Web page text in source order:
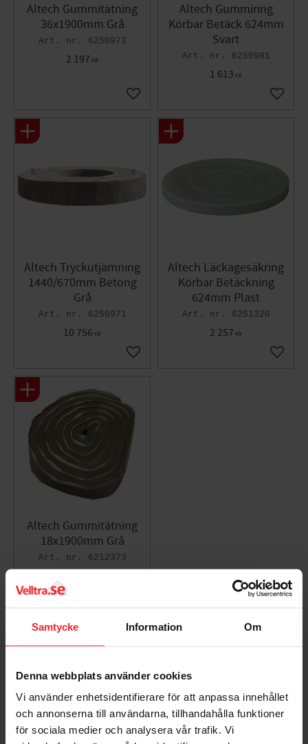
Samtycke Information Om
Denna webbplats använder cookies
Vi använder enhetsidentifierare för att anpassa innehållet
och annonserna till användarna, tillhandahålla funktioner
för sociala medier och analysera vår trafik. Vi
Altech Gummitätning
36x1900mm Grå
6250973
2 197 KR
Lägg till i favoriter
Altech Gummiring
Körbar Betäck 624mm
Svart
6250981
1 613 KR
Lägg
Altech Tryckutjämning
1440/670mm Betong
Grå
6250971
10 756 KR
Lägg till i favoriter
Altech Läckagesäkring
Körbar Betäckning
624mm Plast
6251320
2 257 KR
Lägg
Altech Gummitätning
18x1900mm Grå
6212373